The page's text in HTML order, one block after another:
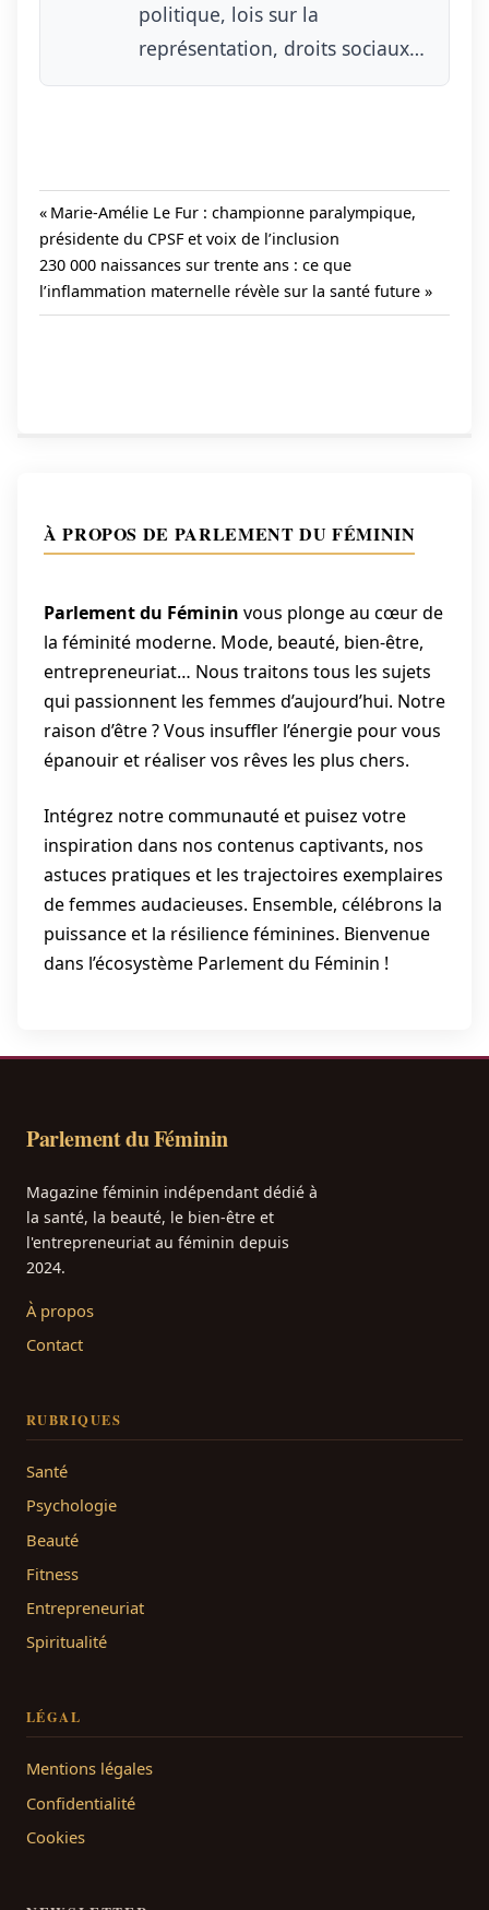
politique, lois sur la
représentation, droits sociaux…
Navigation
de
l’article
Previous
Post:
Marie-Amélie Le Fur : championne paralympique,
présidente du CPSF et voix de l’inclusion
Next
Post:
230 000 naissances sur trente ans : ce que
l’inflammation maternelle révèle sur la santé future
À PROPOS DE PARLEMENT DU FÉMININ
Parlement du Féminin vous plonge au cœur de
la féminité moderne. Mode, beauté, bien-être,
entrepreneuriat… Nous traitons tous les sujets
qui passionnent les femmes d’aujourd’hui. Notre
raison d’être ? Vous insuffler l’énergie pour vous
épanouir et réaliser vos rêves les plus chers.
Intégrez notre communauté et puisez votre
inspiration dans nos contenus captivants, nos
astuces pratiques et les trajectoires exemplaires
de femmes audacieuses. Ensemble, célébrons la
puissance et la résilience féminines. Bienvenue
dans l’écosystème Parlement du Féminin !
Parlement du Féminin
Magazine féminin indépendant dédié à
la santé, la beauté, le bien-être et
l'entrepreneuriat au féminin depuis
2024.
À propos
Contact
RUBRIQUES
Santé
Psychologie
Beauté
Fitness
Entrepreneuriat
Spiritualité
LÉGAL
Mentions légales
Confidentialité
Cookies